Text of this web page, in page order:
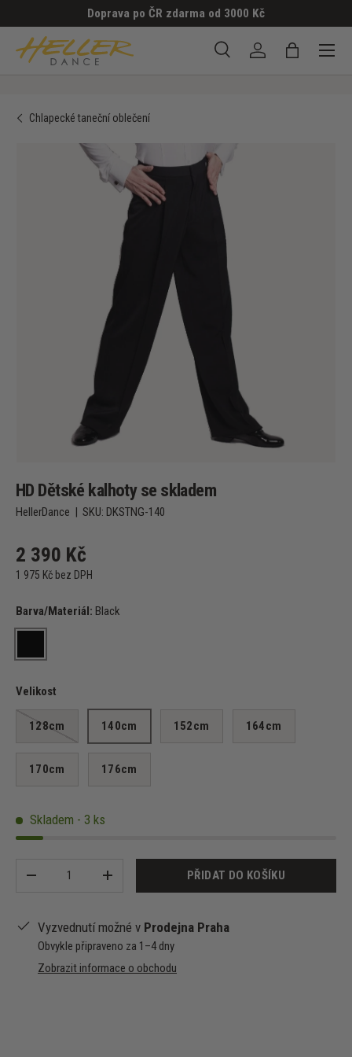
PŘESKOČIT NA OBSAH
Doprava po ČR zdarma od 3000 Kč
HledatPřihlásit se
Taška
Menu
Chlapecké taneční oblečení
HD Dětské kalhoty se skladem
HellerDance | SKU: DKSTNG-140
2 390 Kč
1 975 Kč bez DPH
Barva/Materiál: Black
Black
Velikost
128cm 140cm 152cm 164cm
170cm 176cm
Skladem - 3 ks
+ PŘIDAT DO KOŠÍKU
Vyzvednutí možné v Prodejna Praha
Obvykle připraveno za 1–4 dny
Zobrazit informace o obchodu